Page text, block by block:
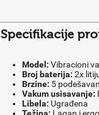
Specifikacije
Model: Vibracioni
Broj baterija: 2x
Brzine: 5
Vakum usisavanje:
Libela: Ugrađena